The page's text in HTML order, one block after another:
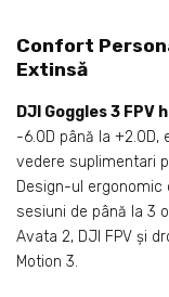
Confort
Extinsă
DJI Goggles 3 FPV
-6.0D până la +2.0D,
vedere suplimentari
Design-ul
sesiuni de până la 3
Avata 2, DJI FPV și
Motion 3.